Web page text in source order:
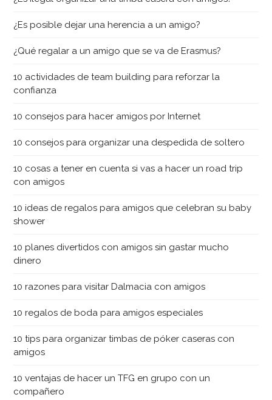
¿Es posible dejar una herencia a un amigo?
¿Qué regalar a un amigo que se va de Erasmus?
10 actividades de team building para reforzar la
confianza
10 consejos para hacer amigos por Internet
10 consejos para organizar una despedida de soltero
10 cosas a tener en cuenta si vas a hacer un road trip
con amigos
10 ideas de regalos para amigos que celebran su baby
shower
10 planes divertidos con amigos sin gastar mucho
dinero
10 razones para visitar Dalmacia con amigos
10 regalos de boda para amigos especiales
10 tips para organizar timbas de póker caseras con
amigos
10 ventajas de hacer un TFG en grupo con un
compañero